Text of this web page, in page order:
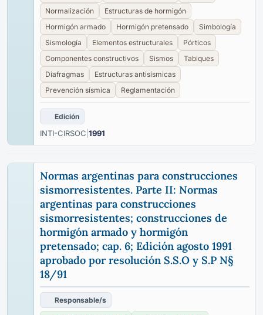
Normalización
Estructuras de hormigón
Hormigón armado
Hormigón pretensado
Simbología
Sismología
Elementos estructurales
Pórticos
Componentes constructivos
Sismos
Tabiques
Diafragmas
Estructuras antisísmicas
Prevención sísmica
Reglamentación
Edición
INTI-CIRSOC 1991
Normas argentinas para construcciones
sismorresistentes. Parte II: Normas
argentinas para construcciones
sismorresistentes; construcciones de
hormigón armado y hormigón
pretensado; cap. 6; Edición agosto 1991
aprobado por resolución S.S.O y S.P N§
18/91
Responsable/s